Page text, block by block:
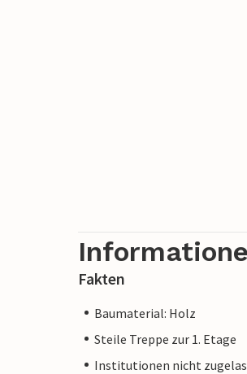
Fakten
Baumaterial: Holz
Steile Treppe zur 1. Etage
Institutionen nicht